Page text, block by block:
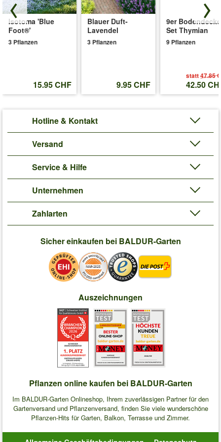
Isotoma 'Blue
Foot®'
3 Pflanzen
15.95 CHF
Blauer Duft-
Lavendel
3 Pflanzen
9.95 CHF
9er
Set Thymian
9 Pflanzen
statt47.85
42.50
Hotline & Kontakt
Versand
Service & Hilfe
Unternehmen
Zahlarten
Sicher einkaufen bei BALDUR-Garten
Auszeichnungen
Pflanzen online kaufen bei BALDUR-Garten
Im BALDUR-Garten Onlineshop, Ihrem zuverlässigen Partner für den
Gartenversand und Pflanzenversand, finden Sie viele wunderschöne
Pflanzen-Hits für Garten, Balkon, Terrasse und Zimmer.